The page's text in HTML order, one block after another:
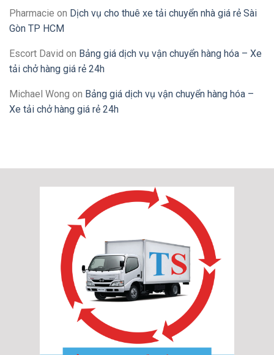
Pharmacie on Dịch vụ cho thuê xe tải chuyển nhà giá rẻ Sài
Gòn TP HCM
Escort David on Bảng giá dịch vụ vận chuyển hàng hóa – Xe
tải chở hàng giá rẻ 24h
Michael Wong on Bảng giá dịch vụ vận chuyển hàng hóa –
Xe tải chở hàng giá rẻ 24h